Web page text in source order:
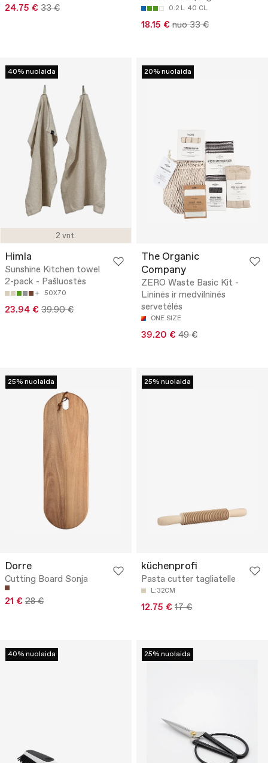
24.75 € 33 € 0.2 L 40 CL
18.15 € nuo 33 €
2 vnt.
40% nuolaida
Himla
Sunshine Kitchen towel
2-pack - Pašluostės
50X70
23.94 € 39.90 €
20% nuolaida
The Organic
Company
ZERO Waste Basic Kit -
Lininės ir medvilninės
servetėlės
ONE SIZE
39.20 € 49 €
25% nuolaida
Dorre
Cutting Board Sonja
21 € 28 €
25% nuolaida
küchenprofi
Pasta cutter tagliatelle
L:32CM
12.75 € 17 €
40% nuolaida 25% nuolaida